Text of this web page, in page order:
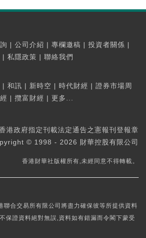
| 公司介紹 | 專欄邀稿 | 投資者關係 |
| 私隱政策 | 聯絡我們
| 和訊 | 新時空 | 時代財經 | 證券市場周
| 攬富財經 | 更多...
港政府指定刊載法定通告之憲報刊登報章
© 1998 - 2026 財華控股有限公司
香港財華社版權所有,未經同意不得轉載。
聯合交易所有限公司將盡力確保彼等所提供資料
保證資料絕對無誤,資料如有錯漏而令閣下蒙受